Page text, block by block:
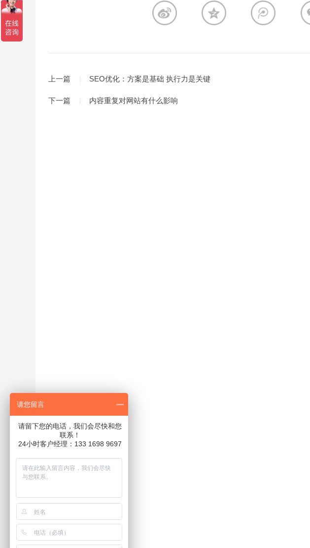
上一篇 SEO优化：方案是基础 执行力是关键
下一篇 内容重复对网站有什么影响
请您留言
请留下您的电话，我们会尽快和您
联系！
24小时客户经理：133 1698 9697